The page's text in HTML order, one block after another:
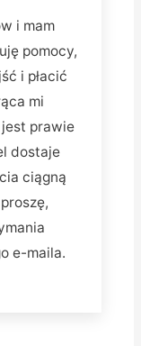
i mam
pomocy,
i płacić
mi
prawie
dostaje
ciągną
e-maila.